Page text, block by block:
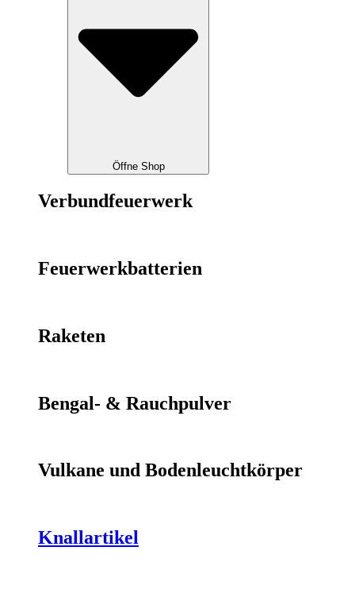
Öffne Shop
Verbundfeuerwerk
Feuerwerkbatterien
Raketen
Bengal- & Rauchpulver
Vulkane und Bodenleuchtkörper
Knallartikel